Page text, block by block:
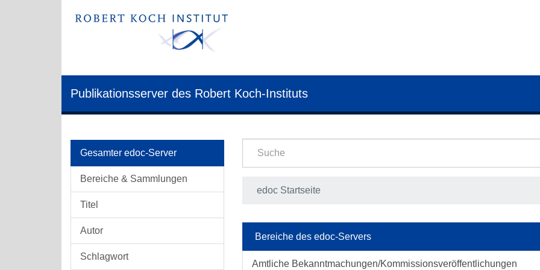
Publikationsserver des Robert Koch-Instituts
Gesamter edoc-Server
Bereiche & Sammlungen
Titel
Autor
Schlagwort
edoc Startseite
Bereiche des edoc-Servers
Amtliche Bekanntmachungen/Kommissionsveröffentlichungen